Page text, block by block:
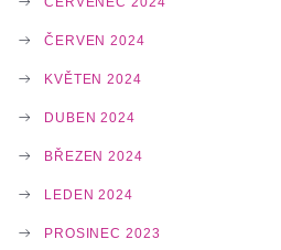
ČERVEN 2024
KVĚTEN 2024
DUBEN 2024
BŘEZEN 2024
LEDEN 2024
PROSINEC 2023